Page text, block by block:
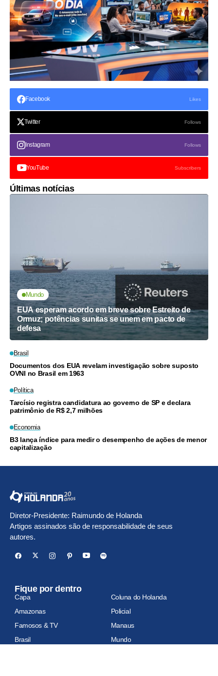
Facebook Likes
Twitter Follows
Instagram Follows
YouTube Subscribers
Últimas notícias
Mundo
EUA esperam acordo em breve sobre Estreito de
Ormuz; potências sunitas se unem em pacto de
defesa
Brasil
Documentos dos EUA revelam investigação sobre suposto
OVNI no Brasil em 1963
Política
Tarcísio registra candidatura ao governo de SP e declara
patrimônio de R$ 2,7 milhões
Economia
B3 lança índice para medir o desempenho de ações de menor
capitalização
Diretor-Presidente: Raimundo de Holanda
Artigos assinados são de responsabilidade de seus
autores.
Fique por dentro
Capa
Coluna do Holanda
Amazonas
Policial
Famosos & TV
Manaus
Brasil
Mundo